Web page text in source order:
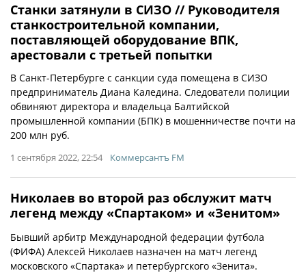
Станки затянули в СИЗО // Руководителя
станкостроительной компании,
поставляющей оборудование ВПК,
арестовали с третьей попытки
В Санкт-Петербурге с санкции суда помещена в СИЗО
предприниматель Диана Каледина. Следователи полиции
обвиняют директора и владельца Балтийской
промышленной компании (БПК) в мошенничестве почти на
200 млн руб.
1 сентября 2022, 22:54 Коммерсантъ FM
Николаев во второй раз обслужит матч
легенд между «Спартаком» и «Зенитом»
Бывший арбитр Международной федерации футбола
(ФИФА) Алексей Николаев назначен на матч легенд
московского «Спартака» и петербургского «Зенита».